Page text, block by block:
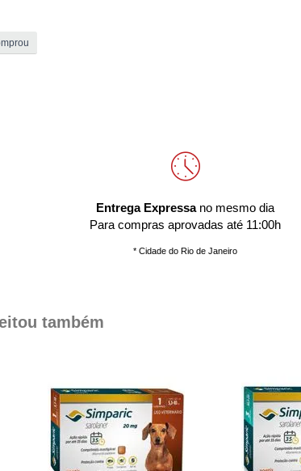
Entrega Expressano mesmo dia
Para compras aprovadas até 11:00h
* Cidade do Rio de Janeiro
também